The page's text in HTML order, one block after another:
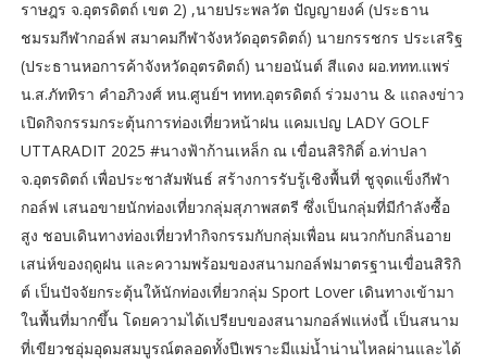
ราษฎร จ.อุตรดิตถ์ เขต 2) ,นายประพลวัต ปัญญายงค์ (ประธาน
ชมรมกีฬากอล์ฟ สมาคมกีฬาจังหวัดอุตรดิตถ์) นายกรรชกร ประเสริฐ
(ประธานหอการค้าจังหวัดอุตรดิตถ์) นายอนันต์ สีแดง ผอ.ททท.แพร่
น.ส.ภัททิรา คำอภิวงศ์ หน.ศูนย์ฯ ททท.อุตรดิตถ์ ร่วมงาน & แถลงข่าว
เปิดกิจกรรมกระตุ้นการท่องเที่ยวหน้าฝน แคมเปญ LADY GOLF
UTTARADIT 2025 #นางฟ้าก้านเหล็ก ณ เขื่อนสิริกิติ์ อ.ท่าปลา
จ.อุตรดิตถ์ เพื่อประชาสัมพันธ์ สร้างการรับรู้เชิงพื้นที่ ชูจุดแข็งกีฬา
กอล์ฟ เสนอขายนักท่องเที่ยวกลุ่มสุภาพสตรี ซึ่งเป็นกลุ่มที่มีกำลังซื้อ
สูง ชอบเดินทางท่องเที่ยวทำกิจกรรมกับกลุ่มเพื่อน ผนวกกับกลิ่นอาย
เสน่ห์ของฤดูฝน และความพร้อมของสนามกอล์ฟมาตรฐานเขื่อนสิริกิ
ต์ เป็นปัจจัยกระตุ้นให้นักท่องเที่ยวกลุ่ม Sport Lover เดินทางเข้ามา
ในพื้นที่มากขึ้น โดยความได้เปรียบของสนามกอล์ฟแห่งนี้ เป็นสนาม
ที่เขียวชอุ่มอุดมสมบูรณ์ตลอดทั้งปีเพราะมีแม่น้ำน่านไหลผ่านและได้